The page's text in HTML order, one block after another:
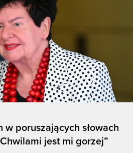
w poruszających słowach
jest mi gorzej”